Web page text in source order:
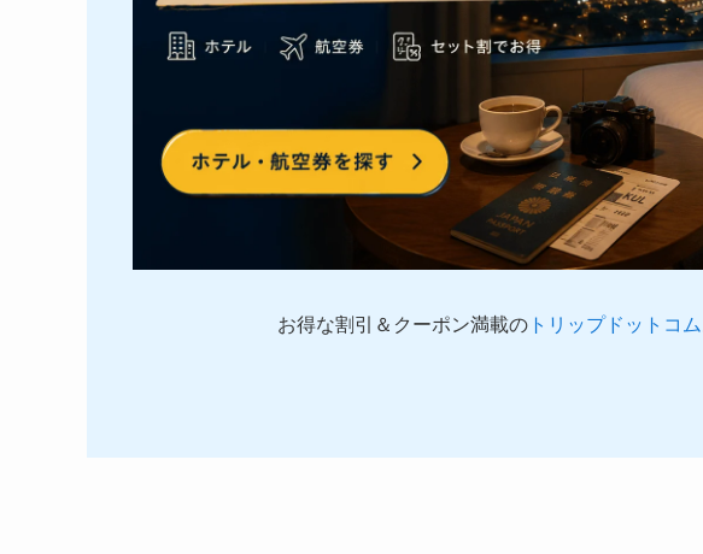
お得な割引＆クーポン満載の トリップドットコム